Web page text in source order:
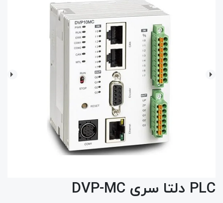
PLC دلتا سری DVP-MC